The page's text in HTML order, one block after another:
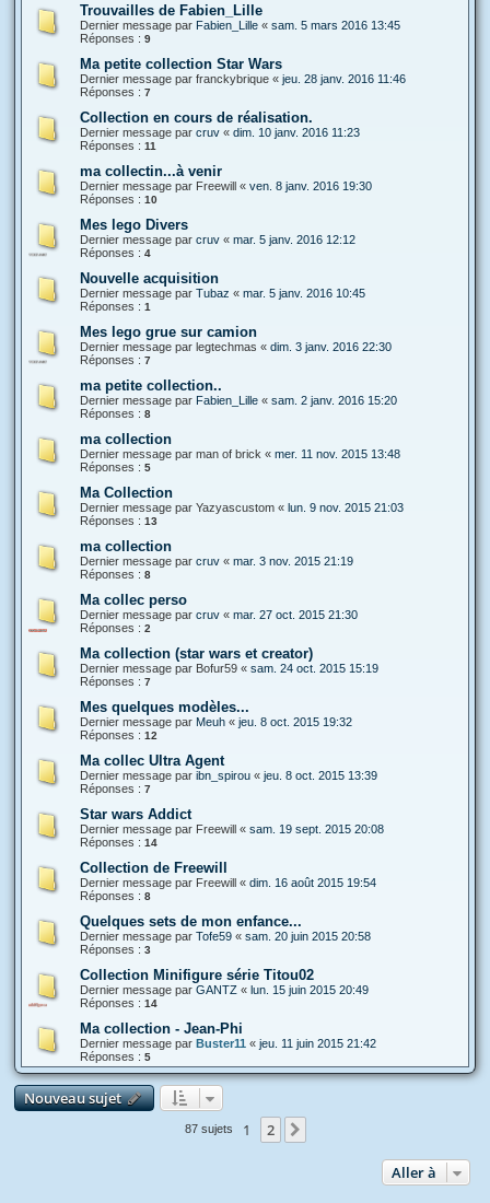
Trouvailles de Fabien_Lille
Dernier message par Fabien_Lille « sam. 5 mars 2016 13:45
Réponses : 9
Ma petite collection Star Wars
Dernier message par franckybrique « jeu. 28 janv. 2016 11:46
Réponses : 7
Collection en cours de réalisation.
Dernier message par cruv « dim. 10 janv. 2016 11:23
Réponses : 11
ma collectin...à venir
Dernier message par Freewill « ven. 8 janv. 2016 19:30
Réponses : 10
Mes lego Divers
Dernier message par cruv « mar. 5 janv. 2016 12:12
Réponses : 4
Nouvelle acquisition
Dernier message par Tubaz « mar. 5 janv. 2016 10:45
Réponses : 1
Mes lego grue sur camion
Dernier message par legtechmas « dim. 3 janv. 2016 22:30
Réponses : 7
ma petite collection..
Dernier message par Fabien_Lille « sam. 2 janv. 2016 15:20
Réponses : 8
ma collection
Dernier message par man of brick « mer. 11 nov. 2015 13:48
Réponses : 5
Ma Collection
Dernier message par Yazyascustom « lun. 9 nov. 2015 21:03
Réponses : 13
ma collection
Dernier message par cruv « mar. 3 nov. 2015 21:19
Réponses : 8
Ma collec perso
Dernier message par cruv « mar. 27 oct. 2015 21:30
Réponses : 2
Ma collection (star wars et creator)
Dernier message par Bofur59 « sam. 24 oct. 2015 15:19
Réponses : 7
Mes quelques modèles...
Dernier message par Meuh « jeu. 8 oct. 2015 19:32
Réponses : 12
Ma collec Ultra Agent
Dernier message par ibn_spirou « jeu. 8 oct. 2015 13:39
Réponses : 7
Star wars Addict
Dernier message par Freewill « sam. 19 sept. 2015 20:08
Réponses : 14
Collection de Freewill
Dernier message par Freewill « dim. 16 août 2015 19:54
Réponses : 8
Quelques sets de mon enfance...
Dernier message par Tofe59 « sam. 20 juin 2015 20:58
Réponses : 3
Collection Minifigure série Titou02
Dernier message par GANTZ « lun. 15 juin 2015 20:49
Réponses : 14
Ma collection - Jean-Phi
Dernier message par Buster11 « jeu. 11 juin 2015 21:42
Réponses : 5
Nouveau sujet
87 sujets 1 2
Aller à